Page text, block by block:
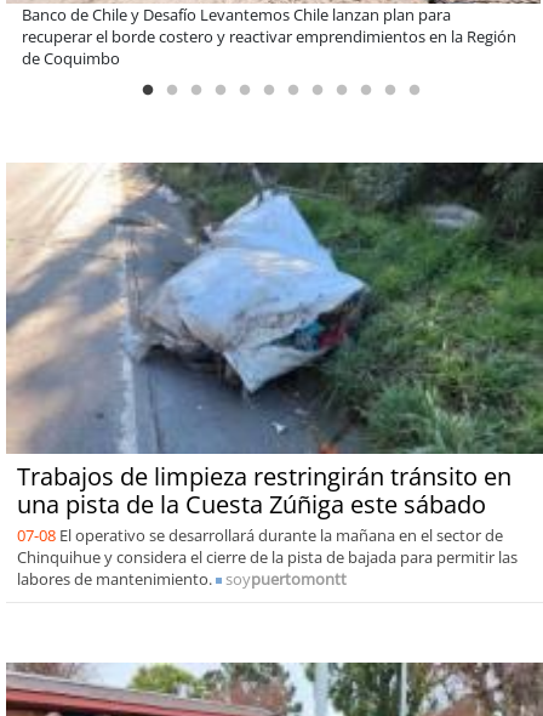
Miguel Palacios asume la presidencia de Magallanes Puerto
Sostenible con foco en la vinculación ciudadana
Trabajos de limpieza restringirán tránsito en
una pista de la Cuesta Zúñiga este sábado
07-08 El operativo se desarrollará durante la mañana en el sector de
Chinquihue y considera el cierre de la pista de bajada para permitir las
labores de mantenimiento.
soypuertomontt